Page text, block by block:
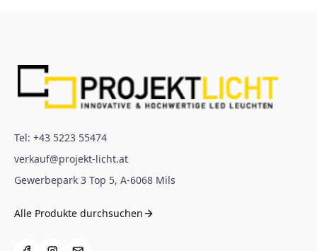
Tel: +43 5223 55474
verkauf@projekt-licht.at
Gewerbepark 3 Top 5, A-6068 Mils
Alle Produkte durchsuchen